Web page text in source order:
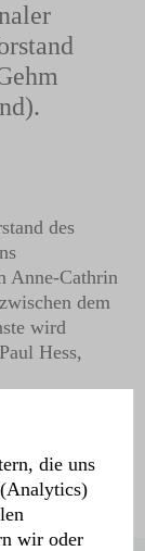
des
Anne-Cathrin
dem
wird
Hess,
die uns
wir oder